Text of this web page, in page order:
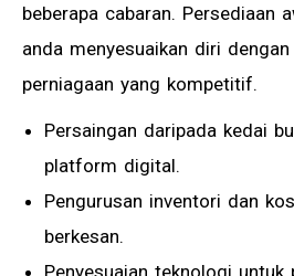
beberapa cabaran. Persediaan
anda menyesuaikan diri
perniagaan yang kompetitif.
Persaingan daripada kedai
platform digital.
Pengurusan inventori dan
berkesan.
Penyesuaian teknologi untuk